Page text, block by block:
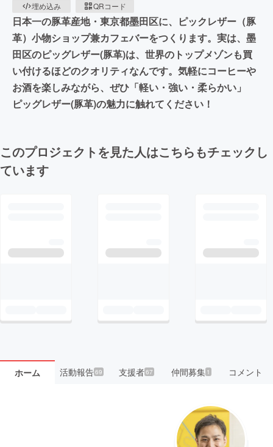
埋め込み
QRコード
日本一の豚革産地・東京都墨田区に、ピックレザー（豚
革）小物ショップ兼カフェバーをつくります。実は、墨
田区のピッグレザー(豚革)は、世界のトップメゾンも買
い付けるほどのクオリティなんです。気軽にコーヒーや
お酒を楽しみながら、ぜひ「軽い・強い・柔らかい」
ピッグレザー(豚革)の魅力に触れてください！
このプロジェクトを見た人はこちらもチェックし
ています
ホーム 活動報告69 支援者67 仲間募集 1 コメント